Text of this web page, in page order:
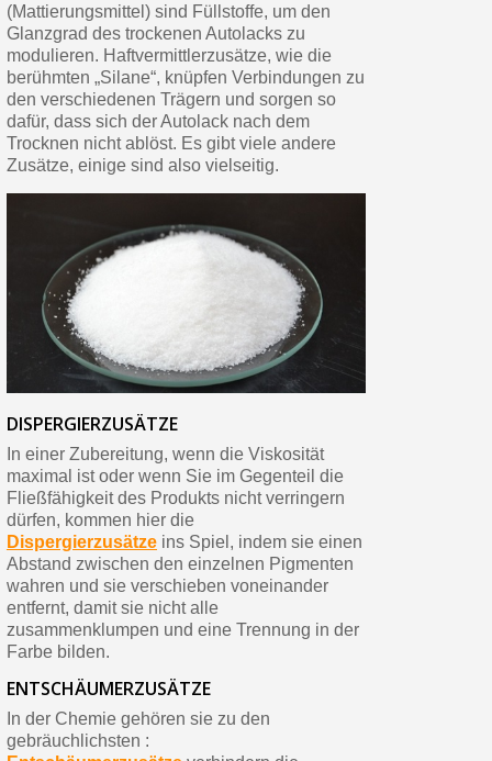
(Mattierungsmittel) sind Füllstoffe, um den
Glanzgrad des trockenen Autolacks zu
modulieren. Haftvermittlerzusätze, wie die
berühmten „Silane“, knüpfen Verbindungen zu
den verschiedenen Trägern und sorgen so
dafür, dass sich der Autolack nach dem
Trocknen nicht ablöst. Es gibt viele andere
Zusätze, einige sind also vielseitig.
DISPERGIERZUSÄTZE
In einer Zubereitung, wenn die Viskosität
maximal ist oder wenn Sie im Gegenteil die
Fließfähigkeit des Produkts nicht verringern
dürfen, kommen hier die
Dispergierzusätzeins Spiel, indem sie einen
Abstand zwischen den einzelnen Pigmenten
wahren und sie verschieben voneinander
entfernt, damit sie nicht alle
zusammenklumpen und eine Trennung in der
Farbe bilden.
ENTSCHÄUMERZUSÄTZE
In der Chemie gehören sie zu den
gebräuchlichsten :